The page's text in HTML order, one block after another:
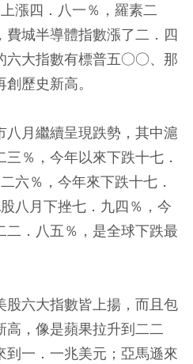
漲四．八一％，羅素二
城半導體指數漲了二．四
六大指數有標普五○○、那
歷史新高。
月繼續呈現跌勢，其中滬
％，今年以來下跌十七．
六％，今年來下跌十七．
八月下挫七．九四％，今
．八五％，是全球下跌最
股六大指數皆上揚，而且包
，像是蘋果拉升到二二
到一．一兆美元；亞馬遜來